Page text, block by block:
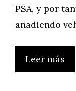
PSA, y por
añadiendo
Leer más